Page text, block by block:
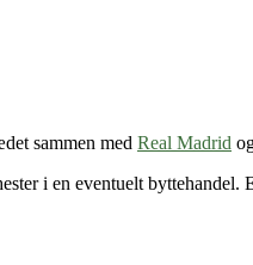
sammen med Real Madrid
i en eventuelt